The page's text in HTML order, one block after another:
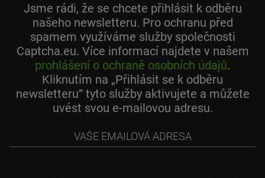
Jsme rádi, že se chcete přihlásit k odběru
našeho newsletteru. Pro ochranu před
spamem využíváme služby společnosti
Captcha.eu. Více informací najdete v našem
prohlášení o ochraně osobních údajů.
Kliknutím na „Přihlásit se k odběru
newsletteru“ tyto služby aktivujete a můžete
uvést svou e-mailovou adresu.
adresa